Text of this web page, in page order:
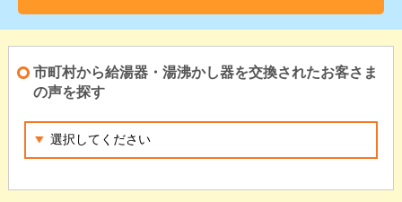
市町村から給湯器・湯沸かし器を交換されたお客さま
の声を探す